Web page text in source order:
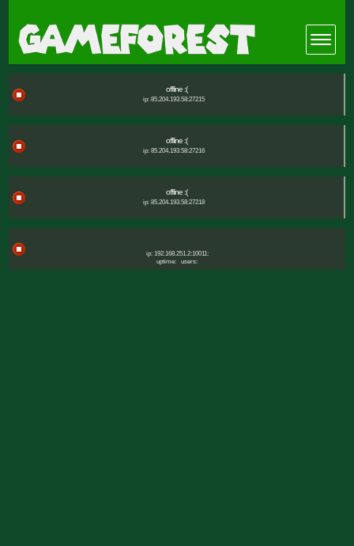
offline :(
ip: 85.204.193.58:27215
offline :(
ip: 85.204.193.58:27216
offline :(
ip: 85.204.193.58:27218
ip: 192.168.251.2:10011:
uptime:
users: